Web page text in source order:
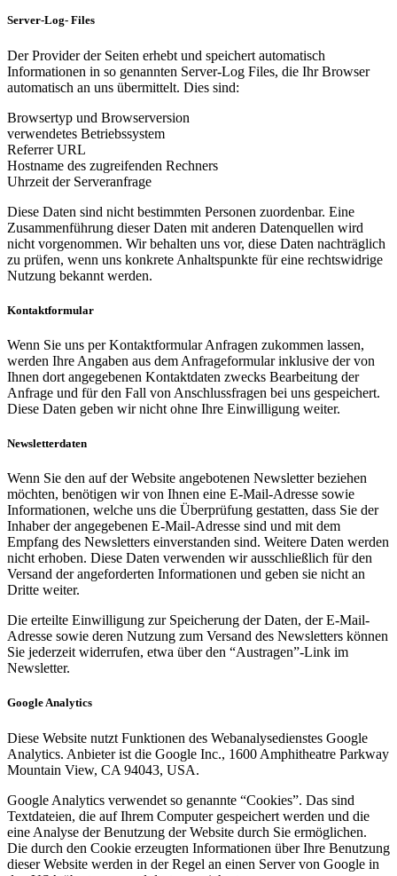
Server-Log- Files
Der Provider der Seiten erhebt und speichert automatisch
Informationen in so genannten Server-Log Files, die Ihr Browser
automatisch an uns übermittelt. Dies sind:
Browsertyp und Browserversion
verwendetes Betriebssystem
Referrer URL
Hostname des zugreifenden Rechners
Uhrzeit der Serveranfrage
Diese Daten sind nicht bestimmten Personen zuordenbar. Eine
Zusammenführung dieser Daten mit anderen Datenquellen wird
nicht vorgenommen. Wir behalten uns vor, diese Daten nachträglich
zu prüfen, wenn uns konkrete Anhaltspunkte für eine rechtswidrige
Nutzung bekannt werden.
Kontaktformular
Wenn Sie uns per Kontaktformular Anfragen zukommen lassen,
werden Ihre Angaben aus dem Anfrageformular inklusive der von
Ihnen dort angegebenen Kontaktdaten zwecks Bearbeitung der
Anfrage und für den Fall von Anschlussfragen bei uns gespeichert.
Diese Daten geben wir nicht ohne Ihre Einwilligung weiter.
Newsletterdaten
Wenn Sie den auf der Website angebotenen Newsletter beziehen
möchten, benötigen wir von Ihnen eine E-Mail-Adresse sowie
Informationen, welche uns die Überprüfung gestatten, dass Sie der
Inhaber der angegebenen E-Mail-Adresse sind und mit dem
Empfang des Newsletters einverstanden sind. Weitere Daten werden
nicht erhoben. Diese Daten verwenden wir ausschließlich für den
Versand der angeforderten Informationen und geben sie nicht an
Dritte weiter.
Die erteilte Einwilligung zur Speicherung der Daten, der E-Mail-
Adresse sowie deren Nutzung zum Versand des Newsletters können
Sie jederzeit widerrufen, etwa über den “Austragen”-Link im
Newsletter.
Google Analytics
Diese Website nutzt Funktionen des Webanalysedienstes Google
Analytics. Anbieter ist die Google Inc., 1600 Amphitheatre Parkway
Mountain View, CA 94043, USA.
Google Analytics verwendet so genannte “Cookies”. Das sind
Textdateien, die auf Ihrem Computer gespeichert werden und die
eine Analyse der Benutzung der Website durch Sie ermöglichen.
Die durch den Cookie erzeugten Informationen über Ihre Benutzung
dieser Website werden in der Regel an einen Server von Google in